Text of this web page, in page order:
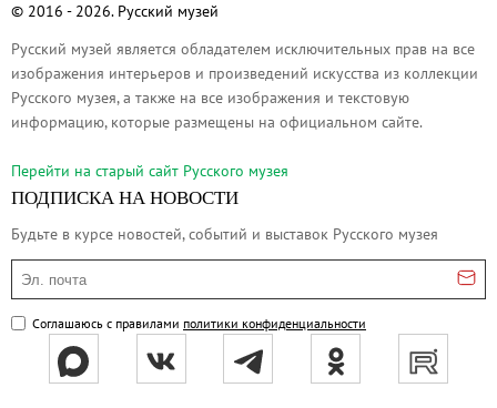
Правила посещения музея
Высказать мнение / Сообщить о проблеме
Экскурсии
Лекции и абонементы
Лекторий
Лекции
Абонементы
Доступный музей
Программы и мероприятия
Социально-культурные проекты
Для СМИ
О Музее
© 2016 - 2026. Русский музей
Русский музей является обладателем исключительных прав на все
изображения интерьеров и произведений искусства из коллекции
Русского музея, а также на все изображения и текстовую
информацию, которые размещены на официальном сайте.
Перейти на cтарый сайт Русского музея
ПОДПИСКА НА НОВОСТИ
Будьте в курсе новостей, событий и выставок Русского музея
Эл. почта
Соглашаюсь с правилами политики конфиденциальности